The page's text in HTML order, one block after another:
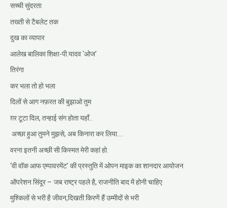
सच्ची सुंदरता
तख्ती से टैबलेट तक
दुख का व्यापार
आलेख बालिका शिक्षा-पी.यादव ‘ओज’
तिरंगा
कर भला तो हो भला
दिलों से आग नफ़रत की बुझाओ तुम
ग़र टूटा दिल, तन्हाई संग होता यहाँ..
अच्छा हुआ तुमने मुझसे, अब किनारा कर लिया….
वरना इतनी अच्छी सी किस्मत मेरी कहां हो.
‘वी वॉक आफ एम्पावरमेंट’ की प्रस्तुति में ओपन माइक का शानदार आयोजन
ऑपरेशन सिंदूर – जब राष्ट्र पहले है, राजनीति बाद में होनी चाहिए
मुश्किलों से भरी है जीवन,दिखती किरणें हैं उम्मीदों से भरी